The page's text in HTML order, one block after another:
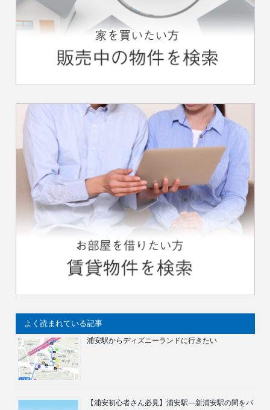
よく読まれている記事
浦安駅からディズニーランドに行きたい
【浦安初心者さん必見】浦安駅―新浦安駅の間をバ